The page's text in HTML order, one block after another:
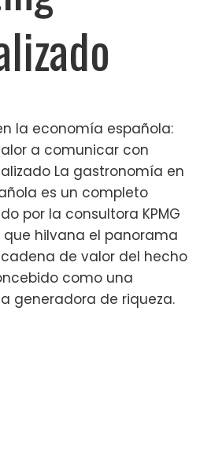
la economía española:
a comunicar con
La gastronomía en
es un completo
por la consultora KPMG
que hilvana el panorama
de valor del hecho
como una
generadora de riqueza.